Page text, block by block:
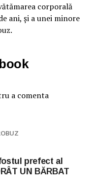
corporală
ani, şi a unei minore
a comenta
prefect al
UN BĂRBAT